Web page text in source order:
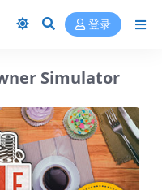
登录
Simulator